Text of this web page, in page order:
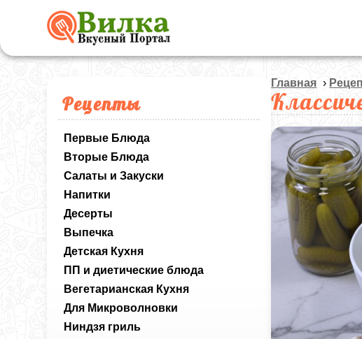
Рецепты
Первые Блюда
Вторые Блюда
Салаты и Закуски
Напитки
Десерты
Выпечка
Детская Кухня
ПП и диетические блюда
Вегетарианская Кухня
Для Микроволновки
Ниндзя гриль
Главная ›